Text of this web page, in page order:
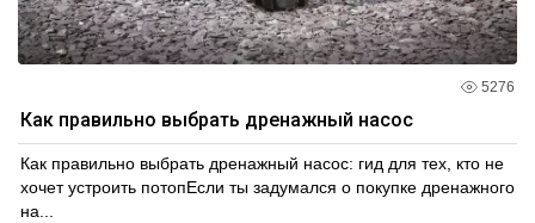
можете быть уверены в их качестве и долговечности.
Мы предлагаем конкурентоспособные цены и
оперативную доставку, чтобы ваш проект по
строительству или обслуживанию канализации был
максимально удобным и эффективным.
Выбирайте надежность и качество – выбирайте наши
канализационные трубы и фитинги для вашего
проекта!
5276
Как правильно выбрать дренажный насос
Как правильно выбрать дренажный насос: гид для тех, кто не
хочет устроить потопЕсли ты задумался о покупке дренажного
на...